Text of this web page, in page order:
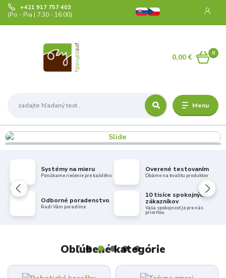
Menu
+421 917 757 403
(Po - Pia | 7:30 - 16:00)
0
0,00 €
Systémy na mieru
Ponúkame riešenie pre každého
Overené testovaním
Dbáme na kvalitu produktov
Odborné poradenstvo
Radi Vám poradíme
10 tisíce spokojných
zákazníkov
Vaša spokojnosť je pre nás
prioritou
Obľúbené kategórie